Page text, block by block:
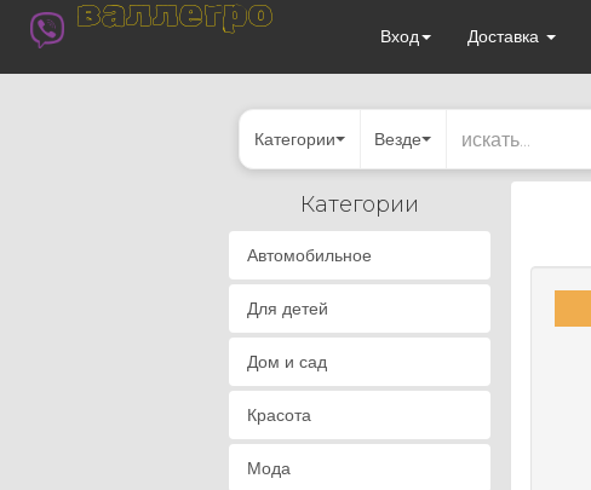
валлегро
Вход Доставка
Категории Везде
Категории
Автомобильное
Для детей
Дом и сад
Красота
Мода